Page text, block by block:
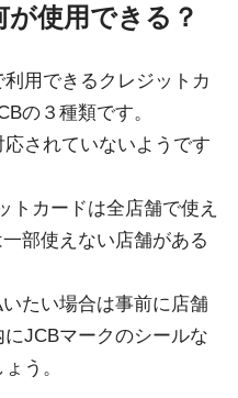
が使用できる？
用できるクレジットカ
の３種類です。
されていないようです
トカードは全店舗で使え
部使えない店舗がある
たい場合は事前に店舗
JCBマークのシールな
う。